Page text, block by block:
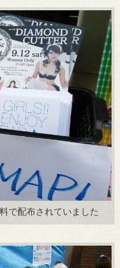
で配布されていました